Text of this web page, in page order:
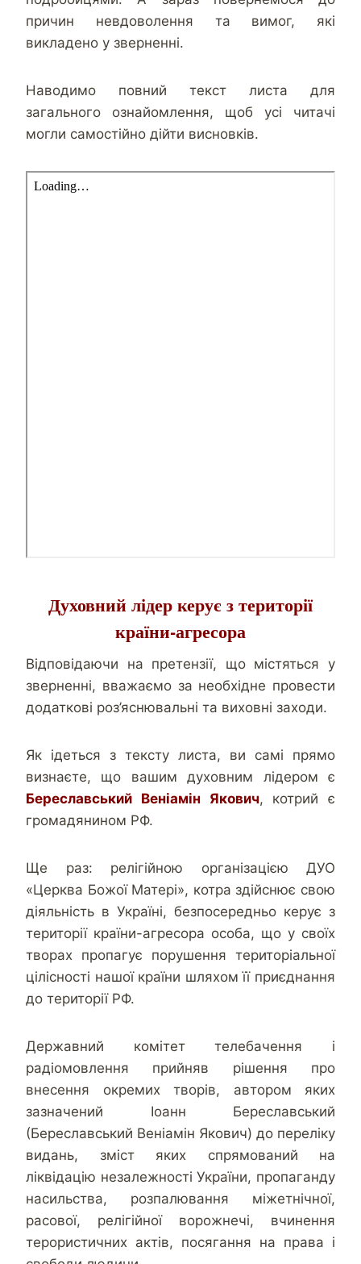
причин невдоволення та вимог, які
викладено у зверненні.
Наводимо повний текст листа для
загального ознайомлення, щоб усі читачі
могли самостійно дійти висновків.
Духовний лідер керує з території
країни-агресора
Відповідаючи на претензії, що містяться у
зверненні, вважаємо за необхідне провести
додаткові роз’яснювальні та виховні заходи.
Як ідеться з тексту листа, ви самі прямо
визнаєте, що вашим духовним лідером є
Береславський Веніамін Якович, котрий є
громадянином РФ.
Ще раз: релігійною організацією ДУО
«Церква Божої Матері», котра здійснює свою
діяльність в Україні, безпосередньо керує з
території країни-агресора особа, що у своїх
творах пропагує порушення територіальної
цілісності нашої країни шляхом її приєднання
до території РФ.
Державний комітет телебачення і
радіомовлення прийняв рішення про
внесення окремих творів, автором яких
зазначений Іоанн Береславський
(Береславський Веніамін Якович) до переліку
видань, зміст яких спрямований на
ліквідацію незалежності України, пропаганду
насильства, розпалювання міжетнічної,
расової, релігійної ворожнечі, вчинення
терористичних актів, посягання на права і